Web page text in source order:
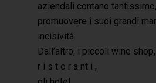
aziendali contano
promuovere i suoi grandi
incisività.
Dall’altro, i piccoli wine
r i s t o r a nt i ,